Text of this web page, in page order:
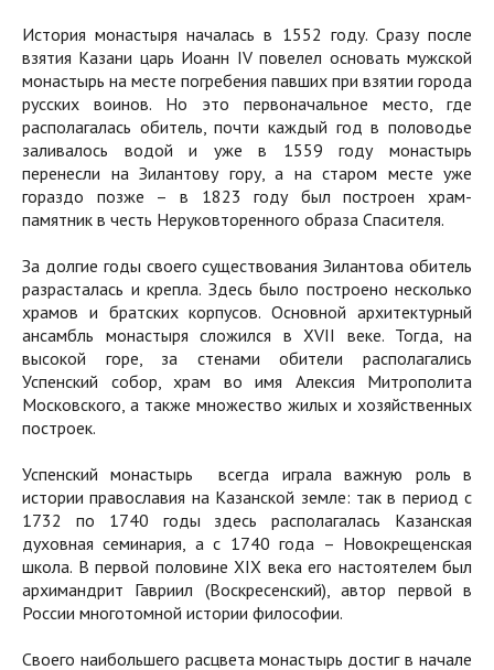
История монастыря началась в 1552 году. Сразу после
взятия Казани царь Иоанн IV повелел основать мужской
монастырь на месте погребения павших при взятии города
русских воинов. Но это первоначальное место, где
располагалась обитель, почти каждый год в половодье
заливалось водой и уже в 1559 году монастырь
перенесли на Зилантову гору, а на старом месте уже
гораздо позже – в 1823 году был построен храм-
памятник в честь Неруковторенного образа Спасителя.
За долгие годы своего существования Зилантова обитель
разрасталась и крепла. Здесь было построено несколько
храмов и братских корпусов. Основной архитектурный
ансамбль монастыря сложился в XVII веке. Тогда, на
высокой горе, за стенами обители располагались
Успенский собор, храм во имя Алексия Митрополита
Московского, а также множество жилых и хозяйственных
построек.
Успенский монастырь всегда играла важную роль в
истории православия на Казанской земле: так в период с
1732 по 1740 годы здесь располагалась Казанская
духовная семинария, а с 1740 года – Новокрещенская
школа. В первой половине XIX века его настоятелем был
архимандрит Гавриил (Воскресенский), автор первой в
России многотомной истории философии.
Своего наибольшего расцвета монастырь достиг в начале